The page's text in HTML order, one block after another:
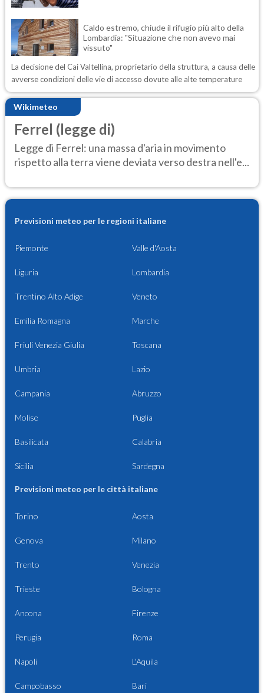
Caldo estremo, chiude il rifugio più alto della
Lombardia: "Situazione che non avevo mai
vissuto"
La decisione del Cai Valtellina, proprietario della struttura, a causa delle
avverse condizioni delle vie di accesso dovute alle alte temperature
Wikimeteo
Ferrel (legge di)
Legge di Ferrel: una massa d'aria in movimento
rispetto alla terra viene deviata verso destra nell'e...
Previsioni meteo per le regioni italiane
Piemonte Valle d'Aosta
Liguria Lombardia
Trentino Alto Adige Veneto
Emilia Romagna Marche
Friuli Venezia Giulia Toscana
Umbria Lazio
Campania Abruzzo
Molise Puglia
Basilicata Calabria
Sicilia Sardegna
Previsioni meteo per le città italiane
Torino Aosta
Genova Milano
Trento Venezia
Trieste Bologna
Ancona Firenze
Perugia Roma
Napoli L'Aquila
Campobasso Bari